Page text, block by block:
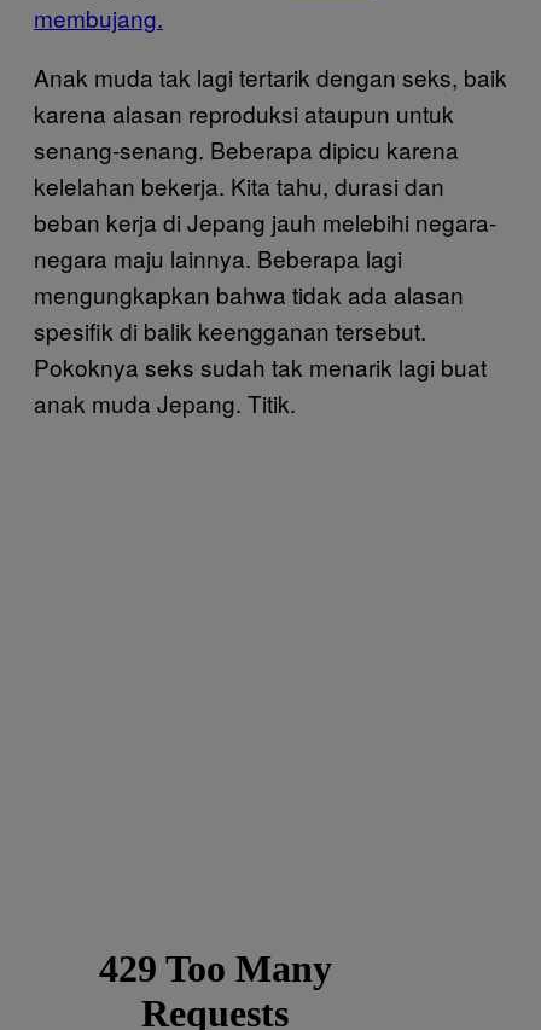
membujang.
Anak muda tak lagi tertarik dengan seks, baik
karena alasan reproduksi ataupun untuk
senang-senang. Beberapa dipicu karena
kelelahan bekerja. Kita tahu, durasi dan
beban kerja di Jepang jauh melebihi negara-
negara maju lainnya. Beberapa lagi
mengungkapkan bahwa tidak ada alasan
spesifik di balik keengganan tersebut.
Pokoknya seks sudah tak menarik lagi buat
anak muda Jepang. Titik.